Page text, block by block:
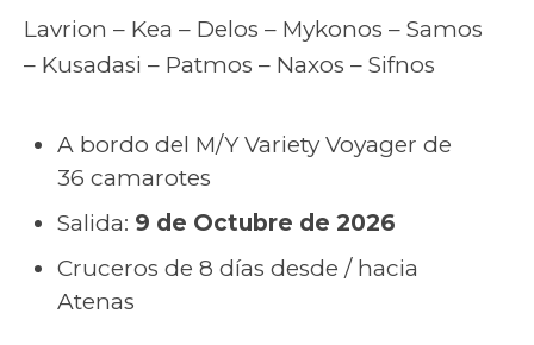
Lavrion – Kea – Delos – Mykonos – Samos
– Kusadasi – Patmos – Naxos – Sifnos
A bordo del M/Y Variety Voyager de
36 camarotes
Salida: 9 de Octubre de 2026
Cruceros de 8 días desde / hacia
Atenas